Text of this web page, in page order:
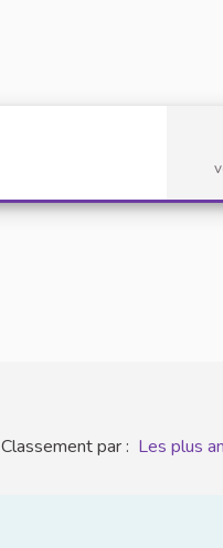
Classement par : Les plus